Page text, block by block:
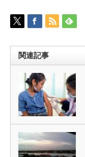
関連記事